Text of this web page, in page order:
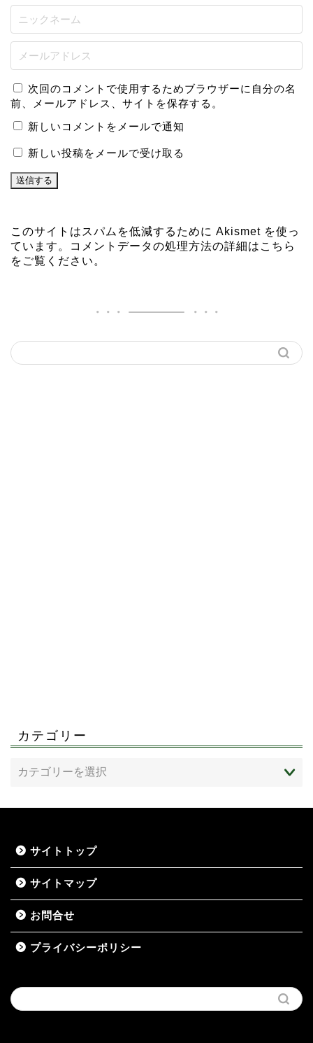
次回のコメントで使用するためブラウザーに自分の名
前、メールアドレス、サイトを保存する。
新しいコメントをメールで通知
新しい投稿をメールで受け取る
このサイトはスパムを低減するために Akismet を使っ
ています。
コメントデータの処理方法の詳細はこちら
をご覧ください 。
カテゴリー
サイトトップ
サイトマップ
お問合せ
プライバシーポリシー